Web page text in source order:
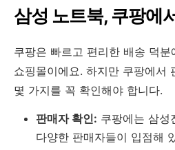
삼성 노트북, 쿠팡에
쿠팡은 빠르고 편리한 배송 덕
쇼핑몰이에요. 하지만 쿠팡에서
몇 가지를 꼭 확인해야 합니다.
판매자 확인: 쿠팡에는 삼성
다양한 판매자들이 입점해